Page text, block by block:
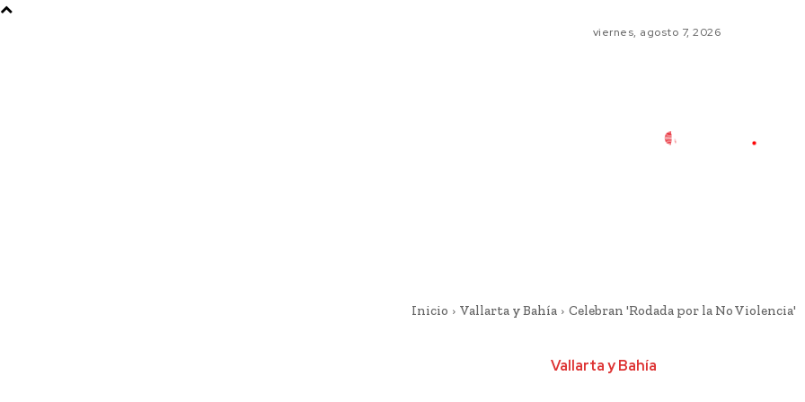
viernes, agosto 7, 2026
Inicio Vallarta y Bahía Celebran 'Rodada por la No Violencia'
Vallarta y Bahía